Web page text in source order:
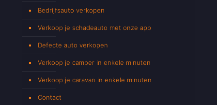
Bedrijfsauto verkopen
Verkoop je schadeauto met onze app
Defecte auto verkopen
Verkoop je camper in enkele minuten
Verkoop je caravan in enkele minuten
Contact